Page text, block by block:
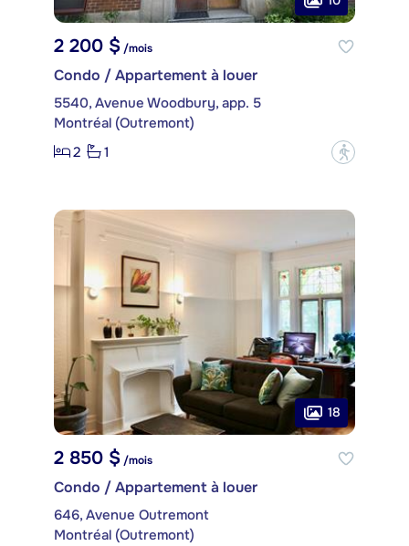
2 200 $ /mois
Condo / Appartement à louer
5540, Avenue Woodbury, app. 5
Montréal (Outremont)
2
1 ?
18
2 850 $/mois
Condo / Appartement à louer
646, Avenue Outremont
Montréal (Outremont)